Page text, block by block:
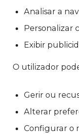
Analisar a
Personalizar
Exibir
O utilizador
Gerir ou
Alterar
Configurar o